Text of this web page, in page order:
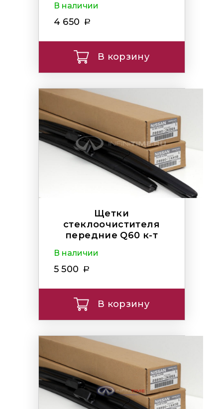
В наличии
4 650
В корзину
Щетки
стеклоочистителя
передние Q60 к-т
В наличии
5 500
В корзину